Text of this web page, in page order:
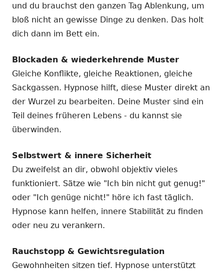
und du brauchst den ganzen Tag Ablenkung, um
bloß nicht an gewisse Dinge zu denken. Das holt
dich dann im Bett ein.
Blockaden & wiederkehrende Muster
Gleiche Konflikte, gleiche Reaktionen, gleiche
Sackgassen. Hypnose hilft, diese Muster direkt an
der Wurzel zu bearbeiten. Deine Muster sind ein
Teil deines früheren Lebens - du kannst sie
überwinden.
Selbstwert & innere Sicherheit
Du zweifelst an dir, obwohl objektiv vieles
funktioniert. Sätze wie "Ich bin nicht gut genug!"
oder "Ich genüge nicht!" höre ich fast täglich.
Hypnose kann helfen, innere Stabilität zu finden
oder neu zu verankern.
Rauchstopp & Gewichtsregulation
Gewohnheiten sitzen tief. Hypnose unterstützt